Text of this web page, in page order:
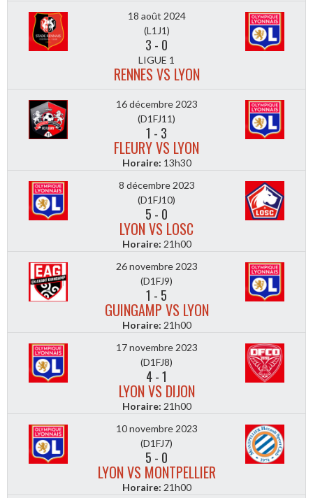
18 août 2024
(L1J1)
3 - 0
LIGUE 1
RENNES VS LYON
16 décembre 2023
(D1FJ11)
1 - 3
FLEURY VS LYON
Horaire: 13h30
8 décembre 2023
(D1FJ10)
5 - 0
LYON VS LOSC
Horaire: 21h00
26 novembre 2023
(D1FJ9)
1 - 5
GUINGAMP VS LYON
Horaire: 21h00
17 novembre 2023
(D1FJ8)
4-1
LYON VS DIJON
Horaire: 21h00
10 novembre 2023
(D1FJ7)
5 - 0
LYON VS MONTPELLIER
Horaire: 21h00